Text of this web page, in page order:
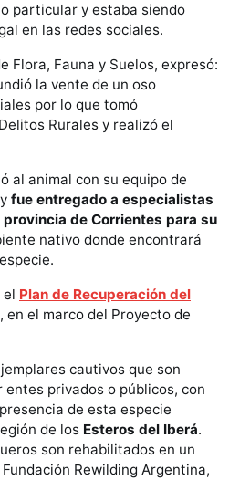
particular y estaba siendo
en las redes sociales.
Flora, Fauna y Suelos, expresó:
la vente de un oso
por lo que tomó
Rurales y realizó el
al animal con su equipo de
fue entregado a especialistas
de Corrientes para su
nativo donde encontrará
el Plan de Recuperación del
, en el marco del Proyecto de
cautivos que son
privados o públicos, con
de esta especie
de los Esteros del Iberá.
son rehabilitados en un
Rewilding Argentina,